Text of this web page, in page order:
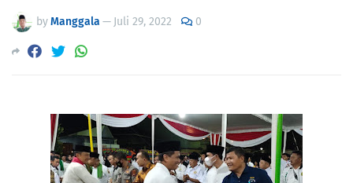
byManggala — Juli 29, 2022 0